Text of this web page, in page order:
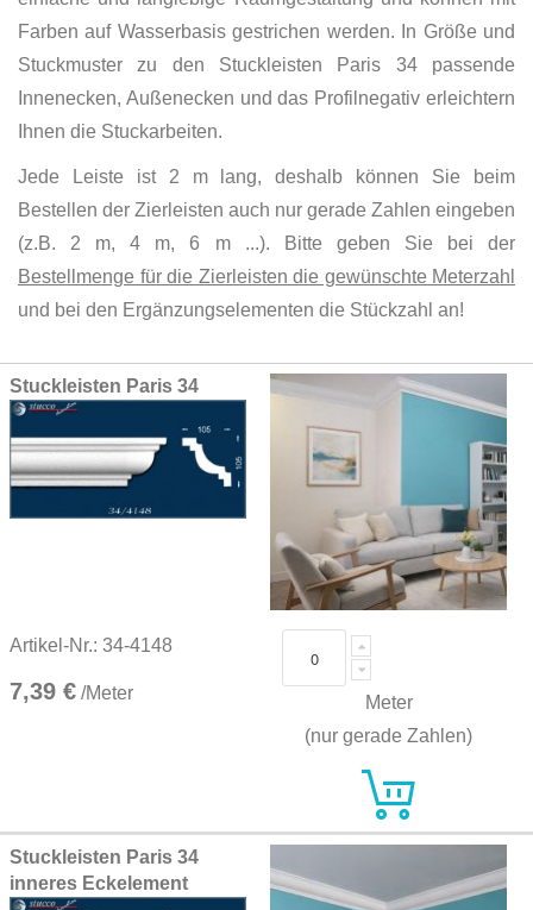
Farben auf Wasserbasis gestrichen werden. In Größe und
Stuckmuster zu den Stuckleisten Paris 34 passende
Innenecken, Außenecken und das Profilnegativ erleichtern
Ihnen die Stuckarbeiten.
Jede Leiste ist 2 m lang, deshalb können Sie beim
Bestellen der Zierleisten auch nur gerade Zahlen eingeben
(z.B. 2 m, 4 m, 6 m ...). Bitte geben Sie bei der
Bestellmenge für die Zierleisten die gewünschte Meterzahl
und bei den Ergänzungselementen die Stückzahl an!
Grouped
product
Stuckleisten Paris 34
Artikel-Nr.: 34-4148
7,39 € /Meter
Meter
(nur gerade Zahlen)
Stuckleisten Paris 34
inneres Eckelement